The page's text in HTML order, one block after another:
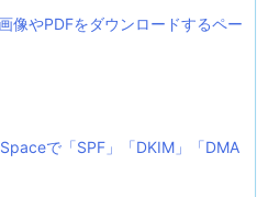
像やPDFをダウンロードするペー
で「SPF」「DKIM」「DMA